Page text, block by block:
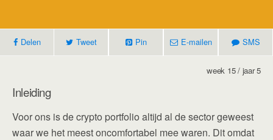
Delen Tweet Pin E-mailen SMS
week 15 / jaar 5
Inleiding
Voor ons is de crypto portfolio altijd al de sector geweest
waar we het meest oncomfortabel mee waren. Dit omdat